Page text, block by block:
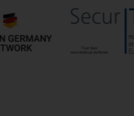
Person zu
betreffenden